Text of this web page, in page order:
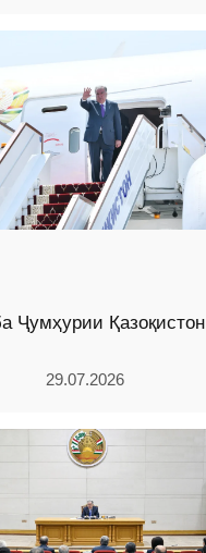
Ҷумҳурии Қазоқистон
29.07.2026